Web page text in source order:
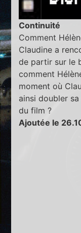
Continuité
Comment
Claudine a
de partir sur le
comment
moment où
ainsi doubler
du film ?
Ajoutée le